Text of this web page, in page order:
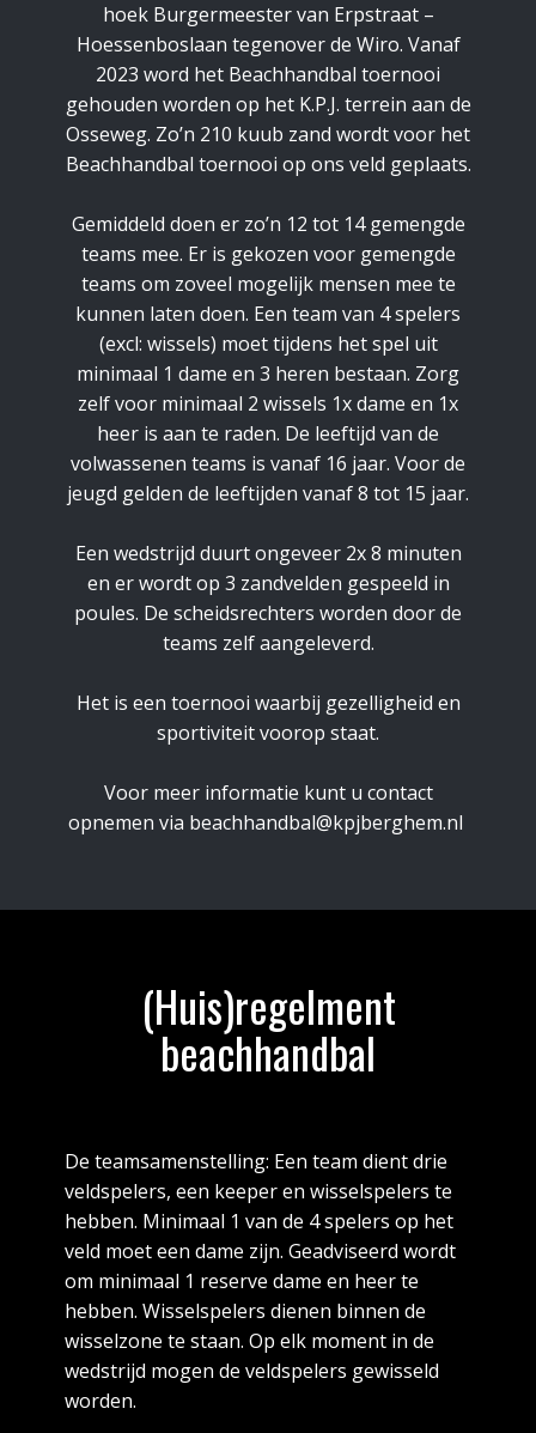
hoek Burgermeester van Erpstraat –
Hoessenboslaan tegenover de Wiro. Vanaf
2023 word het Beachhandbal toernooi
gehouden worden op het K.P.J. terrein aan de
Osseweg. Zo’n 210 kuub zand wordt voor het
Beachhandbal toernooi op ons veld geplaats.
Gemiddeld doen er zo’n 12 tot 14 gemengde
teams mee. Er is gekozen voor gemengde
teams om zoveel mogelijk mensen mee te
kunnen laten doen. Een team van 4 spelers
(excl: wissels) moet tijdens het spel uit
minimaal 1 dame en 3 heren bestaan. Zorg
zelf voor minimaal 2 wissels 1x dame en 1x
heer is aan te raden. De leeftijd van de
volwassenen teams is vanaf 16 jaar. Voor de
jeugd gelden de leeftijden vanaf 8 tot 15 jaar.
Een wedstrijd duurt ongeveer 2x 8 minuten
en er wordt op 3 zandvelden gespeeld in
poules. De scheidsrechters worden door de
teams zelf aangeleverd.
Het is een toernooi waarbij gezelligheid en
sportiviteit voorop staat.
Voor meer informatie kunt u contact
opnemen via beachhandbal@kpjberghem.nl
(Huis)regelment
beachhandbal
De teamsamenstelling: Een team dient drie
veldspelers, een keeper en wisselspelers te
hebben. Minimaal 1 van de 4 spelers op het
veld moet een dame zijn. Geadviseerd wordt
om minimaal 1 reserve dame en heer te
hebben. Wisselspelers dienen binnen de
wisselzone te staan. Op elk moment in de
wedstrijd mogen de veldspelers gewisseld
worden.